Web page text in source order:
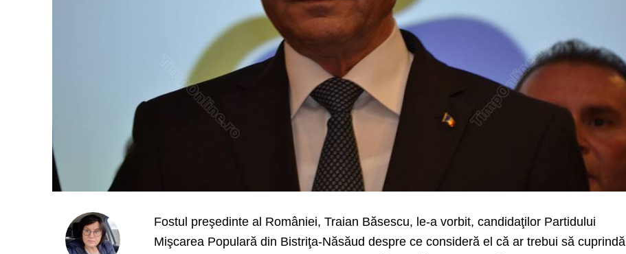
Fostul preşedinte al României, Traian Băsescu, le-a vorbit, candidaţilor Partidului
Mişcarea Populară din Bistriţa-Năsăud despre ce consideră el că ar trebui să cuprindă